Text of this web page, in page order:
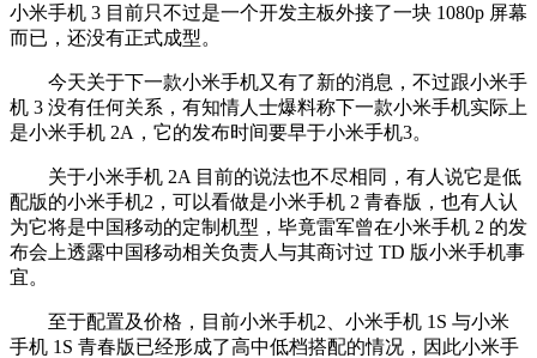
小米手机 3 目前只不过是一个开发主板外接了一块 1080p 屏幕
而已，还没有正式成型。
今天关于下一款小米手机又有了新的消息，不过跟小米手
机 3 没有任何关系，有知情人士爆料称下一款小米手机实际上
是小米手机 2A，它的发布时间要早于小米手机3。
关于小米手机 2A 目前的说法也不尽相同，有人说它是低
配版的小米手机2，可以看做是小米手机 2 青春版，也有人认
为它将是中国移动的定制机型，毕竟雷军曾在小米手机 2 的发
布会上透露中国移动相关负责人与其商讨过 TD 版小米手机事
宜。
至于配置及价格，目前小米手机2、小米手机 1S 与小米
手机 1S 青春版已经形成了高中低档搭配的情况，因此小米手